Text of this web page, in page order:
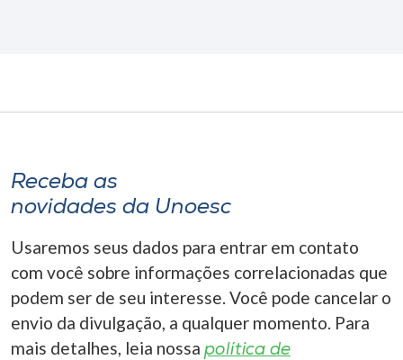
Receba as
novidades da Unoesc
Usaremos seus dados para entrar em contato
com você sobre informações correlacionadas que
podem ser de seu interesse. Você pode cancelar o
envio da divulgação, a qualquer momento. Para
mais detalhes, leia nossa política de